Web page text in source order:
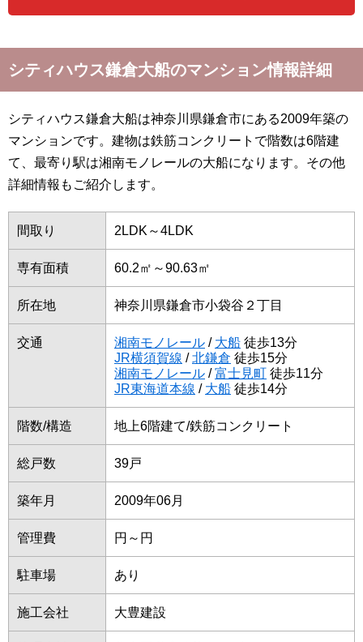
シティハウス鎌倉大船のマンション情報詳細
シティハウス鎌倉大船は神奈川県鎌倉市にある2009年築の
マンションです。建物は鉄筋コンクリートで階数は6階建
て、最寄り駅は湘南モノレールの大船になります。その他
詳細情報もご紹介します。
間取り 2LDK～4LDK
専有面積 60.2㎡～90.63㎡
所在地 神奈川県鎌倉市小袋谷２丁目
交通 湘南モノレール / 大船 徒歩13分
JR横須賀線 /北鎌倉 徒歩15分
湘南モノレール /富士見町 徒歩11分
JR東海道本線 / 大船 徒歩14分
階数/構造 地上6階建て/鉄筋コンクリート
総戸数 39戸
築年月 2009年06月
管理費 円～円
駐車場 あり
施工会社 大豊建設